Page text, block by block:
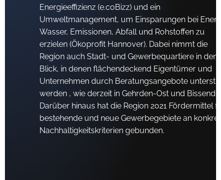
Energieeffizienz (e.coBizz) und ein
Umweltmanagement, um Einsparungen bei
Wasser, Emissionen, Abfall und Rohstoffen zu
erzielen (Ökoprofit Hannover). Dabei nimmt die
Region auch Stadt- und ­Gewerbequartiere in den
Blick, in denen flächendeckend Eigentümer und
Unternehmen durch Beratungsangebote
werden , wie derzeit in Gehrden-Ost und
Darüber hinaus hat die Region 2021 Fördermittel
bestehende und neue Gewerbegebiete an
Nachhaltigkeitskriterien gebunden.